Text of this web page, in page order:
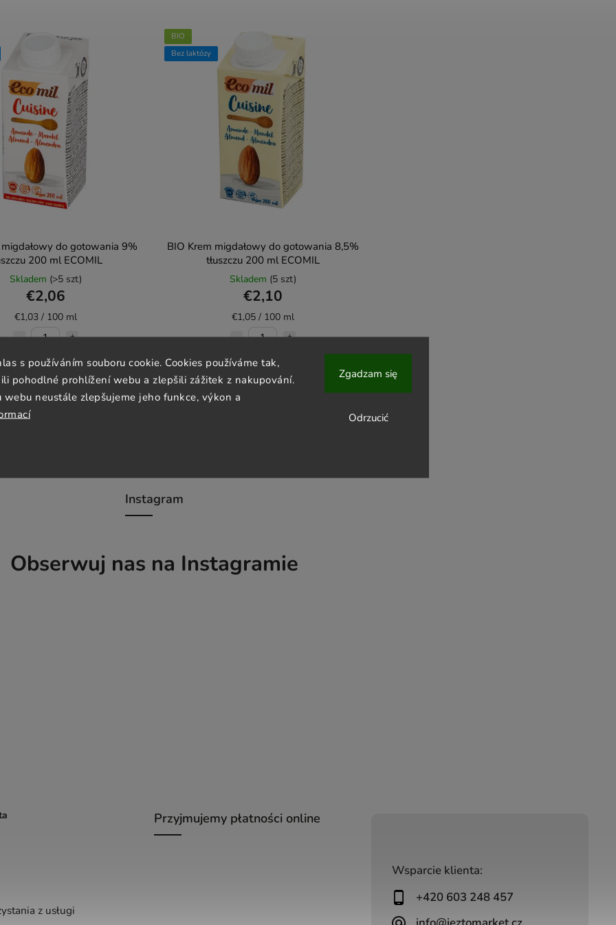
s používáním souboru cookie. Cookies používáme tak,
pohodlné prohlížení webu a zlepšili zážitek z nakupování.
webu neustále zlepšujeme jeho funkce, výkon a
Odrzucić
Zgadzam się
do gotowania 9%
200 ml ECOMIL
Skladem (>5 szt)
€2,06
€1,03 / 100 ml
Do koszyka
BIO
Bez laktózy
BIO Krem migdałowy do gotowania 8,5%
tłuszczu 200 ml ECOMIL
Skladem (5 szt)
€2,10
€1,05 / 100 ml
Do koszyka
Wsparcie klienta:
+420 603 248 457
Instagram
Obserwuj nas na Instagramie
z usługi
Przyjmujemy płatności online